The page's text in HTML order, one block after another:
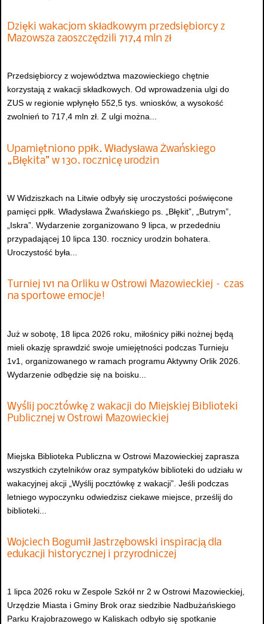
Dzięki wakacjom składkowym przedsiębiorcy z
Mazowsza zaoszczędzili 717,4 mln zł
Przedsiębiorcy z województwa mazowieckiego chętnie
korzystają z wakacji składkowych. Od wprowadzenia ulgi do
ZUS w regionie wpłynęło 552,5 tys. wniosków, a wysokość
zwolnień to 717,4 mln zł. Z ulgi można...
Upamiętniono ppłk. Władysława Żwańskiego
„Błękita” w 130. rocznicę urodzin
W Widziszkach na Litwie odbyły się uroczystości poświęcone
pamięci ppłk. Władysława Żwańskiego ps. „Błękit”, „Butrym”,
„Iskra”. Wydarzenie zorganizowano 9 lipca, w przededniu
przypadającej 10 lipca 130. rocznicy urodzin bohatera.
Uroczystość była...
Turniej 1v1 na Orliku w Ostrowi Mazowieckiej – czas
na sportowe emocje!
Już w sobotę, 18 lipca 2026 roku, miłośnicy piłki nożnej będą
mieli okazję sprawdzić swoje umiejętności podczas Turnieju
1v1, organizowanego w ramach programu Aktywny Orlik 2026.
Wydarzenie odbędzie się na boisku...
Wyślij pocztówkę z wakacji do Miejskiej Biblioteki
Publicznej w Ostrowi Mazowieckiej
Miejska Biblioteka Publiczna w Ostrowi Mazowieckiej zaprasza
wszystkich czytelników oraz sympatyków biblioteki do udziału w
wakacyjnej akcji „Wyślij pocztówkę z wakacji”. Jeśli podczas
letniego wypoczynku odwiedzisz ciekawe miejsce, prześlij do
biblioteki...
Wojciech Bogumił Jastrzębowski inspiracją dla
edukacji historycznej i przyrodniczej
1 lipca 2026 roku w Zespole Szkół nr 2 w Ostrowi Mazowieckiej,
Urzędzie Miasta i Gminy Brok oraz siedzibie Nadbużańskiego
Parku Krajobrazowego w Kaliskach odbyło się spotkanie